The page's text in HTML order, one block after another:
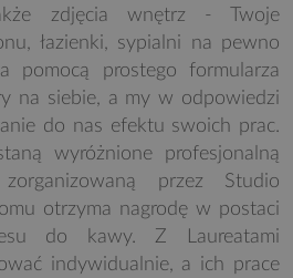
zdjęcia wnętrz - Twoje
łazienki, sypialni na pewno
pomocą prostego formularza
na siebie, a my w odpowiedzi
do nas efektu swoich prac.
wyróżnione profesjonalną
przez Studio
otrzyma nagrodę w postaci
do kawy. Z Laureatami
indywidualnie, a ich prace